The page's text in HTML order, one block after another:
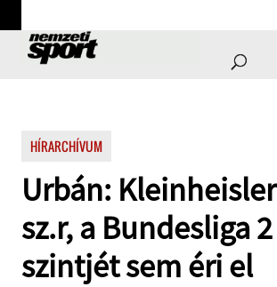
HÍRARCHÍVUM
Urbán: Kleinheisler
sz.r, a Bundesliga 2
szintjét sem éri el